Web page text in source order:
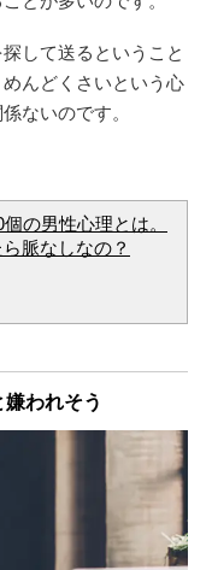
して送るということ
んどくさいという心
ないのです。
の男性心理とは。
脈なしなの？
われそう